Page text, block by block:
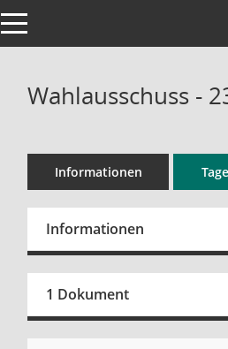
Toggle navigation
Wahlausschuss -
Informationen
Informationen
1 Dokument